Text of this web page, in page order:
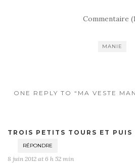
Commentaire
MANIE
ONE REPLY TO “MA VESTE
TROIS PETITS TOURS ET PUIS
RÉPONDRE
8 juin 2012 at 6 h 52 min